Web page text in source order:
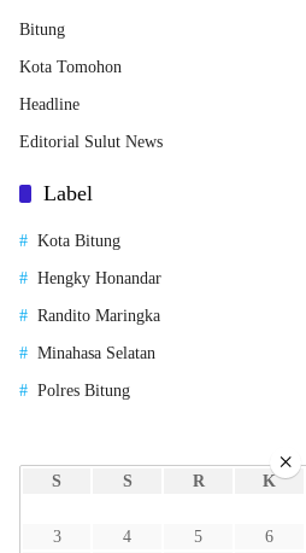
Bitung
Kota Tomohon
Headline
Editorial Sulut News
Label
Kota Bitung
Hengky Honandar
Randito Maringka
Minahasa Selatan
Polres Bitung
S S R K
3
4 5 6
×